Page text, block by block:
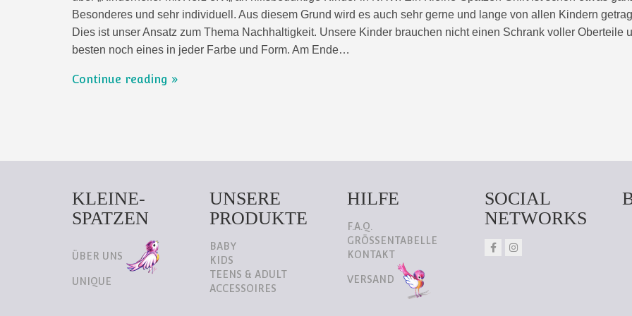
Besonderes und sehr individuell. Aus diesem Grund wird es auch sehr gerne und lange von allen Kindern
Dies ist unser Ansatz zum Thema Nachhaltigkeit. Unsere Kinder brauchen nicht einen Schrank voller Oberteile
besten noch eines in jeder Farbe und Form. Am Ende…
Continue reading
KLEINE-
SPATZEN
ÜBER UNS
UNIQUE
UNSERE
PRODUKTE
BABY
KIDS
TEENS & ADULT
ACCESSOIRES
HILFE
F.A.Q.
GRÖSSENTABELLE
KONTAKT
VERSAND
SOCIAL
NETWORKS